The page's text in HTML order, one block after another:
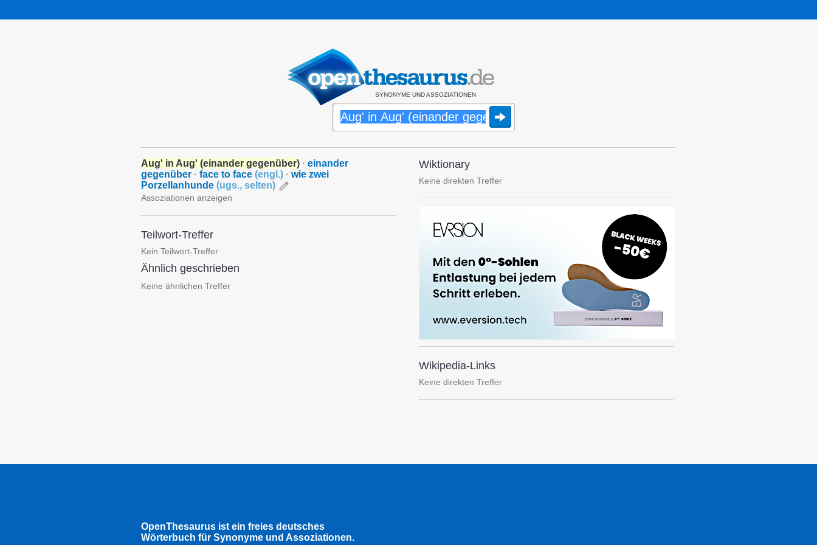
SYNONYME UND ASSOZIATIONEN
Aug' in Aug' (einander gegenüber) · einander
gegenüber · face to face (engl.) · wie zwei
Porzellanhunde (ugs., selten)
Assoziationen anzeigen
Teilwort-Treffer
Kein Teilwort-Treffer
Ähnlich geschrieben
Keine ähnlichen Treffer
Wiktionary
Keine direkten Treffer
Wikipedia-Links
Keine direkten Treffer
OpenThesaurus ist ein freies deutsches
Wörterbuch für Synonyme und Assoziationen.